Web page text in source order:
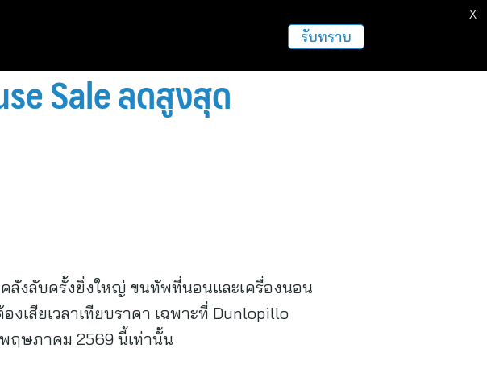
Sale ลดสูงสุด
ลังลับครั้งยิ่งใหญ่ ขนทัพที่นอนและเครื่องนอน
สียเวลาเทียบราคา เฉพาะที่ Dunlopillo
ฤษภาคม 2569 นี้เท่านั้น
รับทราบ
X